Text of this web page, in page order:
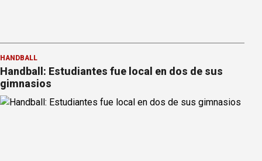
HANDBALL
Handball: Estudiantes fue local en dos de sus
gimnasios